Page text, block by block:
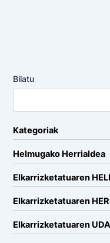
Bilatu
Kategoriak
Helmugako Herrialdea
Elkarrizketatuaren
Elkarrizketatuaren
Elkarrizketatuaren